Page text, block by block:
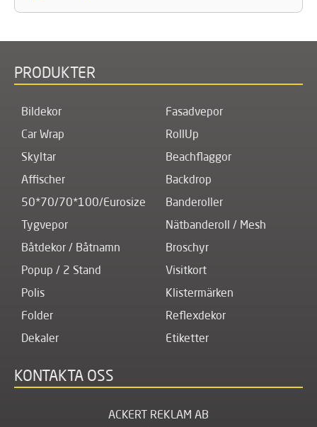
PRODUKTER
Bildekor
Fasadvepor
Car Wrap
RollUp
Skyltar
Beachflaggor
Affischer
Backdrop
50*70/70*100/Eurosize
Banderoller
Tygvepor
Nätbanderoll / Mesh
Båtdekor / Båtnamn
Broschyr
Popup / 2 Stand
Visitkort
Polis
Klistermärken
Folder
Reflexdekor
Dekaler
Etiketter
KONTAKTA OSS
ACKERT REKLAM AB